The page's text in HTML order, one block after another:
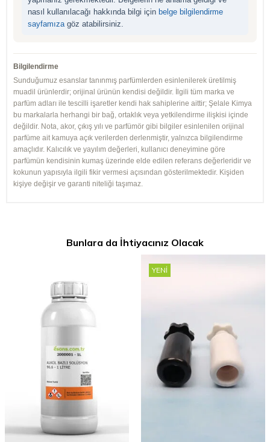
nasıl kullanılacağı hakkında bilgi için belge bilgilendirme
sayfamızagöz atabilirsiniz.
Bilgilendirme
Sunduğumuz esanslar tanınmış parfümlerden esinlenilerek üretilmiş
muadil ürünlerdir; orijinal ürünün kendisi değildir. İlgili tüm marka ve
parfüm adları ile tescilli işaretler kendi hak sahiplerine aittir; Şelale Kimya
bu markalarla herhangi bir bağ, ortaklık veya yetkilendirme ilişkisi içinde
değildir. Nota, akor, çıkış yılı ve parfümör gibi bilgiler esinlenilen orijinal
parfüme ait kamuya açık verilerden derlenmiştir, yalnızca bilgilendirme
amaçlıdır. Kalıcılık ve yayılım değerleri, kullanıcı deneyimine göre
parfümün kendisinin kumaş üzerinde elde edilen referans değerleridir ve
kokunun yapısıyla ilgili fikir vermesi açısından gösterilmektedir. Kişiden
kişiye değişir ve garanti niteliği taşımaz.
Bunlara da İhtiyacınız Olacak
YENI